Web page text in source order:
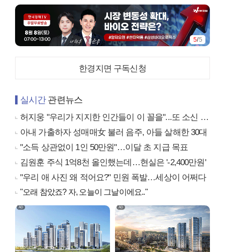
5/5
한경지면 구독신청
실시간관련뉴스
허지웅 "우리가 지지한 인간들이 이 꼴을"...또 소신 발언
아내 가출하자 성매매女 불러 음주, 아들 살해한 30대
"소득 상관없이 1인 50만원"…이달 초 지급 목표
김원훈 주식 1억8천 올인했는데…현실은 '-2,400만원'
"우리 애 사진 왜 적어요?" 민원 폭발…세상이 어쩌다
"오래 참았죠? 자, 오늘이 그날이에요.."